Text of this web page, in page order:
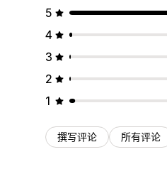
5
4
3
2
1
撰写评论 所有评论